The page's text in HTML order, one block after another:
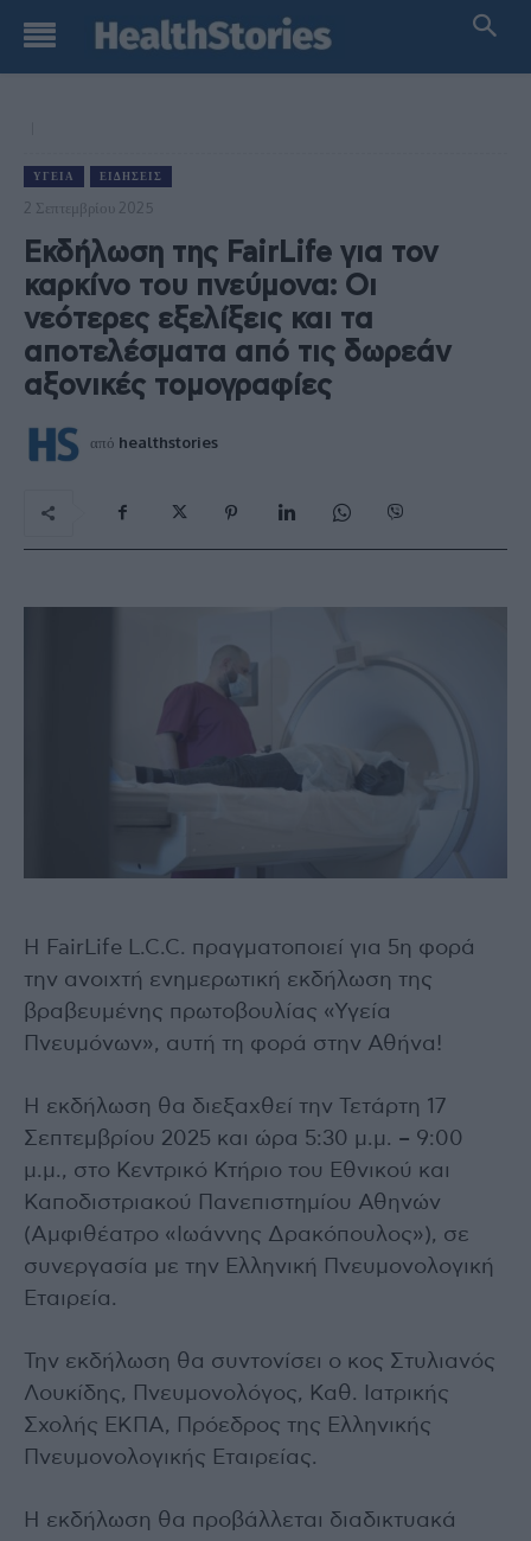
ΥΓΕΊΑ ΕΙΔΉΣΕΙΣ
2 Σεπτεμβρίου 2025
Εκδήλωση της FairLife για τον
καρκίνο του πνεύμονα: Οι
νεότερες εξελίξεις και τα
αποτελέσματα από τις δωρεάν
αξονικές τομογραφίες
από healthstories
Η FairLife L.C.C. πραγματοποιεί για 5η φορά
την ανοιχτή ενημερωτική εκδήλωση της
βραβευμένης πρωτοβουλίας «Υγεία
Πνευμόνων», αυτή τη φορά στην Αθήνα!
Η εκδήλωση θα διεξαχθεί την Τετάρτη 17
Σεπτεμβρίου 2025 και ώρα 5:30 μ.μ. – 9:00
μ.μ., στο Κεντρικό Κτήριο του Εθνικού και
Καποδιστριακού Πανεπιστημίου Αθηνών
(Αμφιθέατρο «Ιωάννης Δρακόπουλος»), σε
συνεργασία με την Ελληνική Πνευμονολογική
Εταιρεία.
Την εκδήλωση θα συντονίσει ο κος Στυλιανός
Λουκίδης, Πνευμονολόγος, Καθ. Ιατρικής
Σχολής ΕΚΠΑ, Πρόεδρος της Ελληνικής
Πνευμονολογικής Εταιρείας.
Η εκδήλωση θα προβάλλεται διαδικτυακά